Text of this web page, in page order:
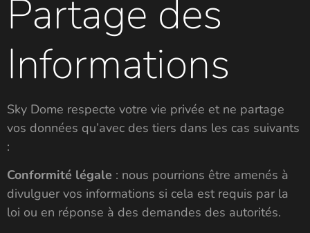
Partage des
Informations
Sky Dome respecte votre vie privée et ne partage
vos données qu’avec des tiers dans les cas suivants
:
Conformité légale : nous pourrions être amenés à
divulguer vos informations si cela est requis par la
loi ou en réponse à des demandes des autorités.